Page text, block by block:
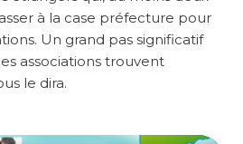
à la case préfecture pour
Un grand pas significatif
associations trouvent
le dira.